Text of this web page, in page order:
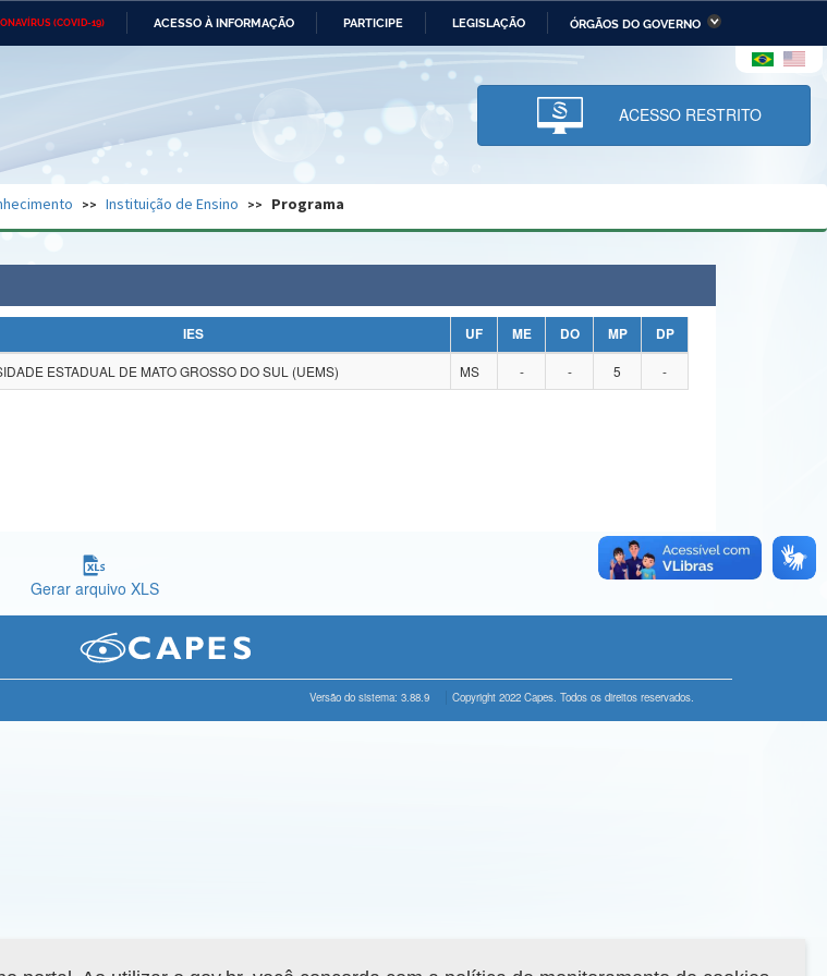
(COVID-19) ACESSO À INFORMAÇÃO PARTICIPE LEGISLAÇÃO ÓRGÃOS DO GOVERNO
Ministério das Relações Ministério da Economia Ministério da Infraestrutura
Ministério da Ciência,
Tecnologia, Inovações e
Comunicações
e dos Direitos Humanos
União Banco Central do Brasil Planalto
ACESSO RESTRITO
Instituição de Ensino Programa
IES UF ME DO MP
DP
ESTADUAL DE MATO GROSSO DO SUL (UEMS) MS - - 5 -
Gerar arquivo XLS
Versão do sistema: 3.88.9 Copyright 2022 Capes. Todos os direitos reservados.